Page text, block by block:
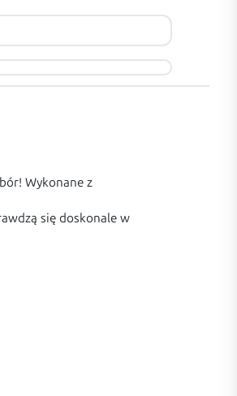
Wykonane z
się doskonale w